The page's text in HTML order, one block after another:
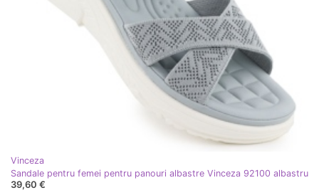
Vinceza
Sandale pentru femei pentru panouri albastre Vinceza 92100 albastru
39,60 €